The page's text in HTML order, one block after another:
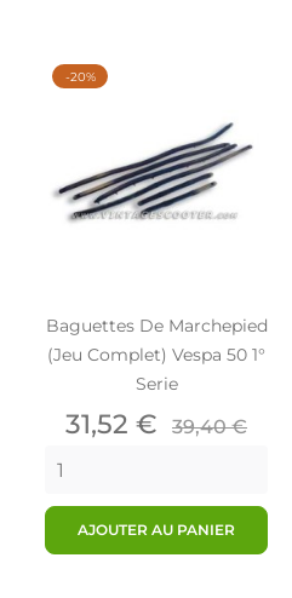
Baguettes De Marchepied
(jeu Complet) Vespa 50 1°
Serie
Prix
31,52 € Prix
39,40 €
AJOUTER AU PANIER
-20%